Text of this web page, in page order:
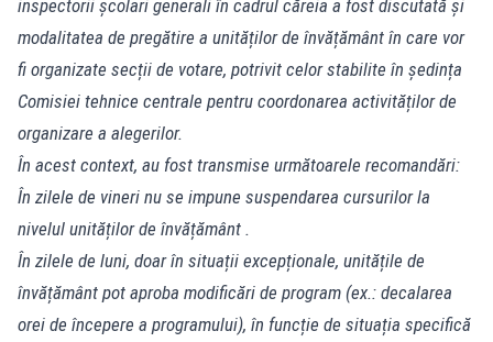
inspectorii școlari generali în cadrul căreia a fost discutată și
modalitatea de pregătire a unităților de învățământ în care vor
fi organizate secții de votare, potrivit celor stabilite în ședința
Comisiei tehnice centrale pentru coordonarea activităților de
organizare a alegerilor.
În acest context, au fost transmise următoarele recomandări:
În zilele de vineri nu se impune suspendarea cursurilor la
nivelul unităților de învățământ .
În zilele de luni, doar în situații excepționale, unitățile de
învățământ pot aproba modificări de program (ex.: decalarea
orei de începere a programului), în funcție de situația specifică